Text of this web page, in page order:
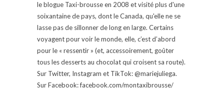
le blogue Taxi-brousse en 2008 et visité plus d'une
soixantaine de pays, dont le Canada, qu'elle ne se
lasse pas de sillonner de long en large. Certains
voyagent pour voir le monde, elle, c’est d’abord
pour le « ressentir » (et, accessoirement, goûter
tous les desserts au chocolat qui croisent sa route).
Sur Twitter, Instagram et TikTok: @mariejuliega.
Sur Facebook: facebook.com/montaxibrousse/